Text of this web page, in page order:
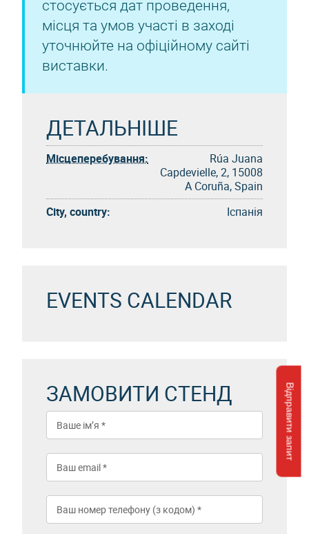
Відправити запит
стосується дат проведення,
місця та умов участі в заході
уточнюйте на офіційному сайті
виставки.
ДЕТАЛЬНІШЕ
Місцеперебування:
Rúa Juana
Capdevielle, 2, 15008
A Coruña, Spain
City, country:
Іспанія
EVENTS CALENDAR
ЗАМОВИТИ СТЕНД